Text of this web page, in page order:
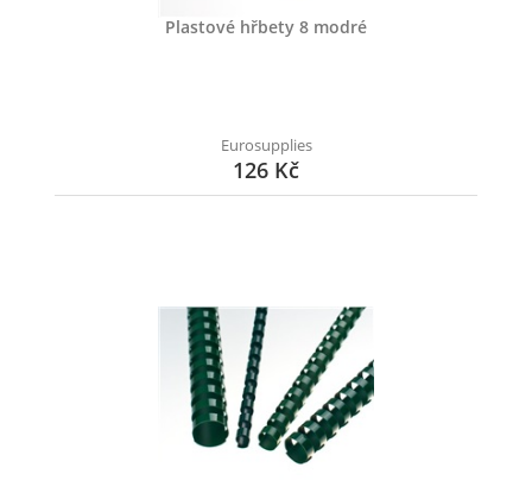
Plastové hřbety 8 modré
Eurosupplies
126 Kč